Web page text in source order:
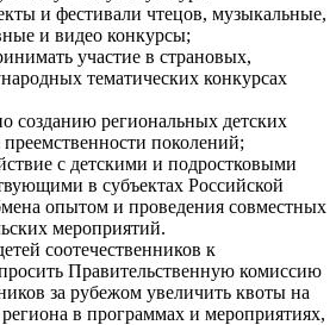
и фестивали чтецов, музыкальные,
и видео конкурсы;
участие в страновых,
тематических конкурсах
созданию региональных детских
поколений;
с детскими и подростковыми
в субъектах Российской
опытом и проведения совместных
мероприятий.
соотечественников к
Правительственную комиссию
за рубежом увеличить квоты на
региона в программах и мероприятиях,